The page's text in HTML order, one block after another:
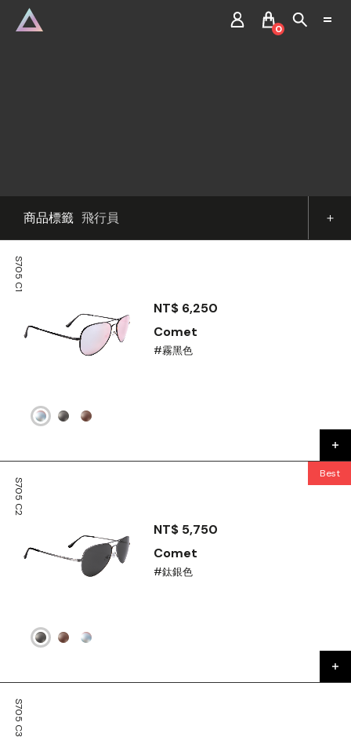
0
商品標籤 飛行員
S705 C1
NT$ 6,250
Comet
#霧黑色
S705 C2
Best
NT$ 5,750
Comet
#鈦銀色
S705 C3